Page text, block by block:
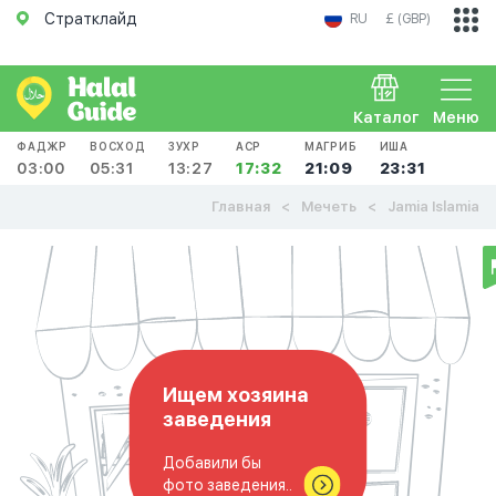
Стратклайд RU £ (GBP)
Меню
Каталог
ФАДЖР
03:00
ВОСХОД
05:31
ЗУХР
13:27
АСР
17:32
МАГРИБ
21:09
ИША
23:31
Главная Мечеть Jamia Islamia
Ищем хозяина
заведения
Добавили бы
фото заведения..